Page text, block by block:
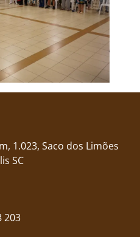
1.023, Saco dos Limões
SC
203